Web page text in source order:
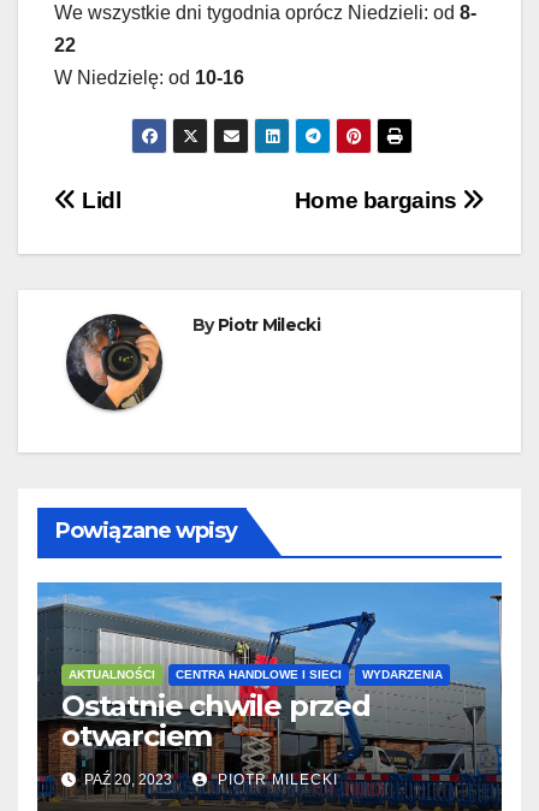
We wszystkie dni tygodnia oprócz Niedzieli: od 8-
22
W Niedzielę: od 10-16
Nawigacja
wpisu
Home bargains
Lidl
ByPiotr Milecki
Powiązane wpisy
AKTUALNOŚCI CENTRA HANDLOWE I SIECI WYDARZENIA
Ostatnie chwile przed
otwarciem
PAŹ 20, 2023 PIOTR MILECKI